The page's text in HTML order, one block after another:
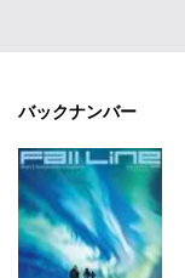
バックナンバー